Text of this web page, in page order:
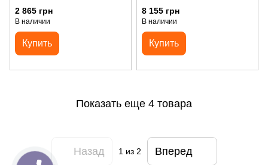
2 865 грн
В наличии
Купить
8 155 грн
В наличии
Купить
Показать еще 4 товара
Назад 1из 2 Вперед